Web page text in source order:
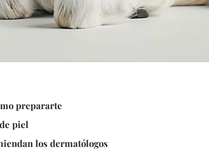
prepararte
piel
los dermatólogos